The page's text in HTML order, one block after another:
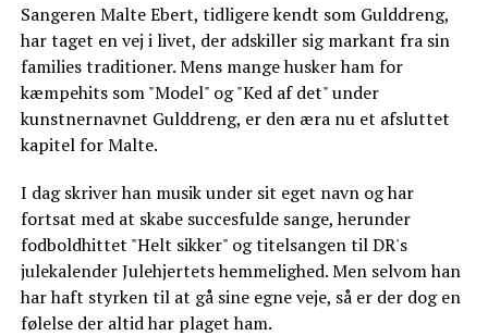
Sangeren Malte Ebert, tidligere kendt som Gulddreng,
har taget en vej i livet, der adskiller sig markant fra sin
families traditioner. Mens mange husker ham for
kæmpehits som "Model" og "Ked af det" under
kunstnernavnet Gulddreng, er den æra nu et afsluttet
kapitel for Malte.
I dag skriver han musik under sit eget navn og har
fortsat med at skabe succesfulde sange, herunder
fodboldhittet "Helt sikker" og titelsangen til DR's
julekalender Julehjertets hemmelighed. Men selvom han
har haft styrken til at gå sine egne veje, så er der dog en
følelse der altid har plaget ham.